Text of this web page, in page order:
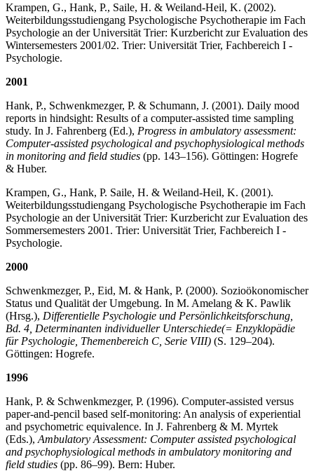
Krampen, G., Hank, P., Saile, H. & Weiland-Heil, K. (2002).
Weiterbil­dungs­studiengang Psychologische Psychotherapie im Fach
Psychologie an der Universität Trier: Kurzbericht zur Evaluation des
Winter­semesters 2001/02. Trier: Universität Trier, Fachbereich I -
Psychologie.
2001
Hank, P., Schwenkmezger, P. & Schumann, J. (2001). Daily mood
reports in hindsight: Results of a computer-assisted time sampling
study. In J. Fahrenberg (Ed.), Progress in ambulatory assessment:
Computer-assisted psychological and psychophysiological methods
in monitoring and field studies (pp. 143–156). Göttingen: Hogrefe
& Huber.
Krampen, G., Hank, P. Saile, H. & Weiland-Heil, K. (2001).
Weiterbil­dungs­studiengang Psychologische Psychotherapie im Fach
Psychologie an der Universität Trier: Kurzbericht zur Evaluation des
Sommer­semesters 2001. Trier: Universität Trier, Fachbereich I -
Psychologie.
2000
Schwenkmezger, P., Eid, M. & Hank, P. (2000). Sozioökonomischer
Status und Qualität der Umgebung. In M. Amelang & K. Pawlik
(Hrsg.), Differentielle Psychologie und Persön­lichkeitsforschung,
Bd. 4, Determinanten individueller Unterschiede(= Enzyklopädie
für Psychologie, Themenbereich C, Serie VIII) (S. 129–204).
Göttingen: Hogrefe.
1996
Hank, P. & Schwenkmezger, P. (1996). Computer-assisted versus
paper-and-pencil based self-monitoring: An analysis of experiential
and psychometric equivalence. In J. Fahren­berg & M. Myrtek
(Eds.), Ambulatory Assessment: Computer assisted psychological
and psychophysiological methods in ambulatory monitoring and
field studies (pp. 86–99). Bern: Huber.